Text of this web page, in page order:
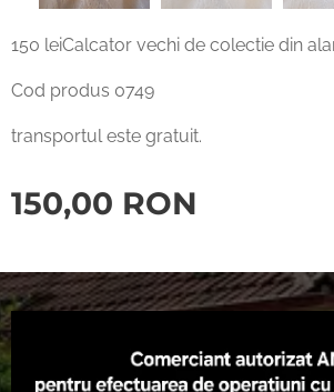
150 leiCalcator vechi de colectie din
Cod produs 0749
transportul este gratuit.
150,00 RON